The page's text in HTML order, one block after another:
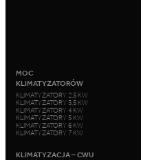
MOC
KLIMATYZATORÓW
KLIMATYZATORY 2,5 KW
KLIMATYZATORY 3,5 KW
KLIMATYZATORY 4 KW
KLIMATYZATORY 5 KW
KLIMATYZATORY 6 KW
KLIMATYZATORY 7 KW
KLIMATYZACJA – CWU